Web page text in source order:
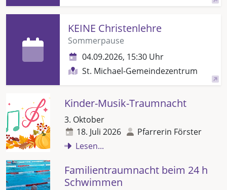
KEINE Christenlehre
Sommerpause
04.09.2026, 15:30 Uhr
St. Michael-Gemeindezentrum
Kinder-Musik-Traumnacht
3. Oktober
18. Juli 2026
Pfarrerin Förster
Lesen...
Familientraumnacht beim 24 h
Schwimmen